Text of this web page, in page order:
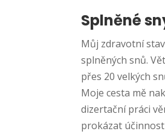
Splněné
Můj zdravotní
splněných snů.
přes 20 velkých
Moje cesta mě
dizertační práci
prokázat